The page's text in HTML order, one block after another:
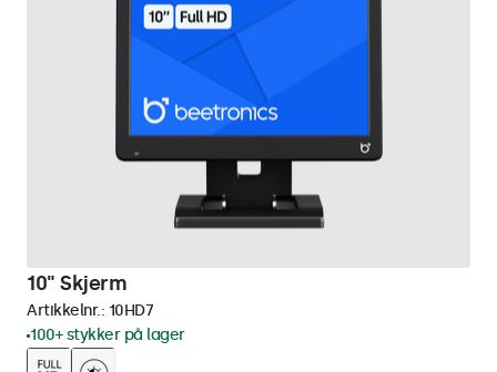
10" Skjerm
Artikkelnr.: 10HD7
100+ stykker på lager